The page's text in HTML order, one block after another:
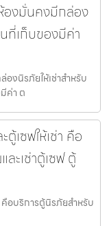
องมั่นคงมีกล่อง
นที่เก็บของมีค่า
งนิรภัยให้เช่าสำหรับ
ค่า ต
เซฟให้เช่า คือ
ะเช่าตู้เซฟ ตู้
คือบริการตู้นิรภัยสำหรับ